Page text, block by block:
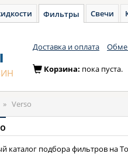
Фильтры Свечи
Доставка и оплата
Корзина: пока пуста.
» Verso
каталог подбора фильтров на